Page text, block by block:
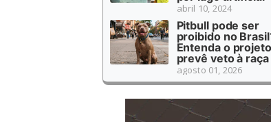
abril 10, 2024
Pitbull pode ser
proibido no
Entenda o
prevê veto à raça
agosto 01, 2026